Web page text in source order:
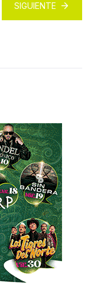
SIGUIENTE